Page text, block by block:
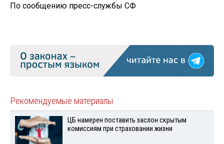
По сообщению пресс-службы СФ
Рекомендуемые материалы
ЦБ намерен поставить заслон скрытым
комиссиям при страховании жизни